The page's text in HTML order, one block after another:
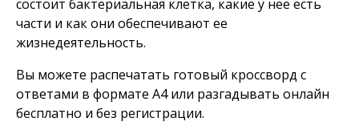
состоит бактериальная клетка, какие у нее есть
части и как они обеспечивают ее
жизнедеятельность.
Вы можете распечатать готовый кроссворд с
ответами в формате А4 или разгадывать онлайн
бесплатно и без регистрации.